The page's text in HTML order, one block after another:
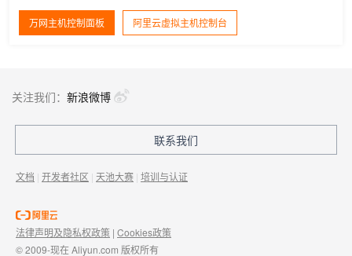
万网主机控制面板 阿里云虚拟主机控制台